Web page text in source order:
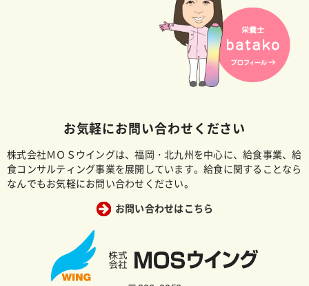
お気軽にお問い合わせください
株式会社ＭＯＳウイングは、福岡・北九州を中心に、給食事業、給
食コンサルティング事業を展開しています。給食に関することなら
なんでもお気軽にお問い合わせください。
お問い合わせはこちら